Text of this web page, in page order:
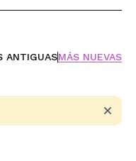
ANTIGUASMÁS NUEVAS